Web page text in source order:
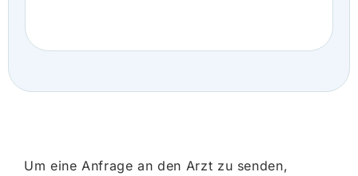
Um eine Anfrage an den Arzt zu senden,